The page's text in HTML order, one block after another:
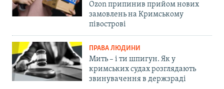
Ozon припинив прийом нових
замовлень на Кримському
півострові
ПРАВА ЛЮДИНИ
Мить – і ти шпигун. Як у
кримських судах розглядають
звинувачення в держзраді